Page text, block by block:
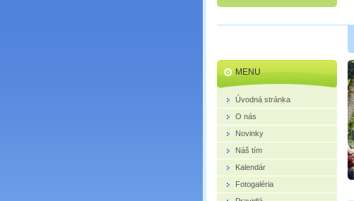
MENU
Úvodná stránka
O nás
Novinky
Náš tím
Kalendár
Fotogaléria